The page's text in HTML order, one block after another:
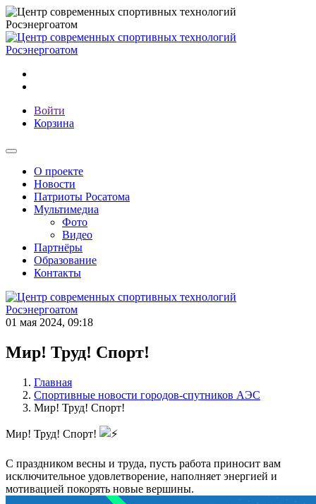
Войти
Корзина
О проекте
Новости
Патриоты Росатома
Мультимедиа
Фото
Видео
Партнёры
Образование
Контакты
01 мая 2024, 09:18
Мир! Труд! Спорт!
Главная
Спортивные новости городов-спутников АЭС
Мир! Труд! Спорт!
Мир! Труд! Спорт!
С праздником весны и труда, пусть работа приносит вам
исключительное удовлетворение, наполняет энергией и
мотивацией покорять новые вершины.